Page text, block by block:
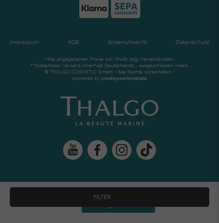
FILTER
Impressum AGB Widerrufsrecht Datenschutz
*Alle angegebenen Preise inkl. MwSt. zzgl. Versandkosten.
**Kostenloser Versand innerhalb Deutschlands - ausgeschlossen Inseln.
© THALGO COSMETIC GmbH / Alle Rechte vorbehalten /
powered by createyourtemplate